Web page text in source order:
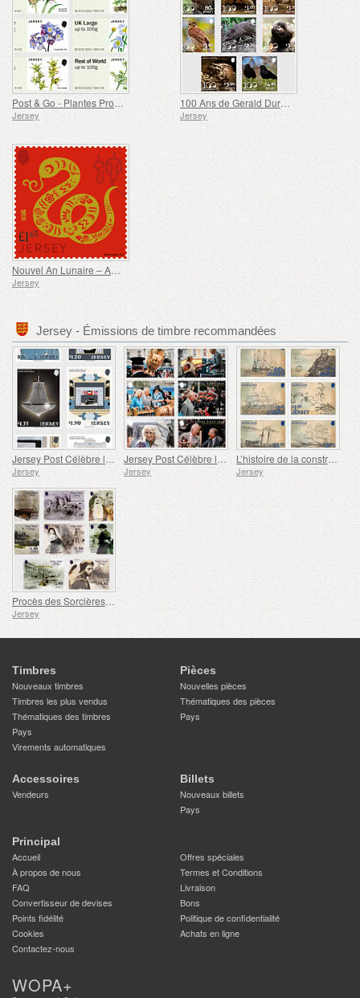
Post & Go - Plantes Protégées
Jersey
100 Ans de Gerald Durrell - Conservation
Jersey
Nouvel An Lunaire – Année du Serpent
Jersey
Jersey - Émissions de timbre recommandées
Jersey Post Célèbre les 125 Ans de l'Opéra
Jersey
Jersey Post Célèbre l'anniversaire de la Visite Royale
Jersey
L’histoire de la construction navale à Jersey
Jersey
Procès des Sorcières de Jersey
Jersey
Timbres
Nouveaux timbres
Timbres les plus vendus
Thématiques des timbres
Pays
Virements automatiques
Pièces
Nouvelles pièces
Thématiques des pièces
Pays
Accessoires
Vendeurs
Billets
Nouveaux billets
Pays
Principal
Accueil
Offres spéciales
À propos de nous
Termes et Conditions
FAQ
Livraison
Convertisseur de devises
Bons
Points fidélité
Politique de confidentialité
Cookies
Achats en ligne
Contactez-nous
WOPA+